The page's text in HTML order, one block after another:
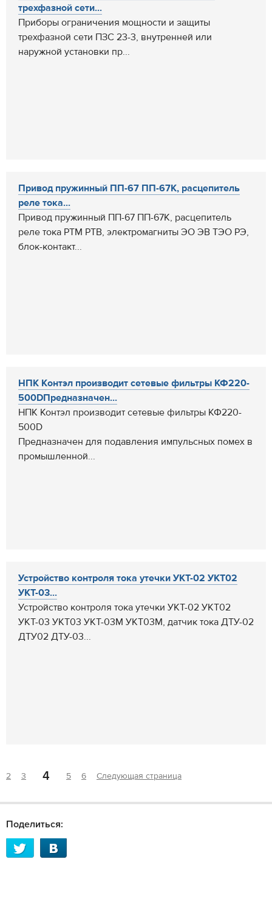
трехфазной сети...
Приборы ограничения мощности и защиты
трехфазной сети ПЗС 23-3, внутренней или
наружной установки пр...
Привод пружинный ПП-67 ПП-67К, расцепитель
реле тока...
Привод пружинный ПП-67 ПП-67К, расцепитель
реле тока РТМ РТВ, электромагниты ЭО ЭВ ТЭО РЭ,
блок-контакт...
НПК Контэл производит сетевые фильтры КФ220-
500DПредназначен...
НПК Контэл производит сетевые фильтры КФ220-
500D
Предназначен для подавления импульсных помех в
промышленной...
Устройство контроля тока утечки УКТ-02 УКТ02
УКТ-03...
Устройство контроля тока утечки УКТ-02 УКТ02
УКТ-03 УКТ03 УКТ-03М УКТ03М, датчик тока ДТУ-02
ДТУ02 ДТУ-03...
2 3 4 5 6 Следующая страница
Поделиться: